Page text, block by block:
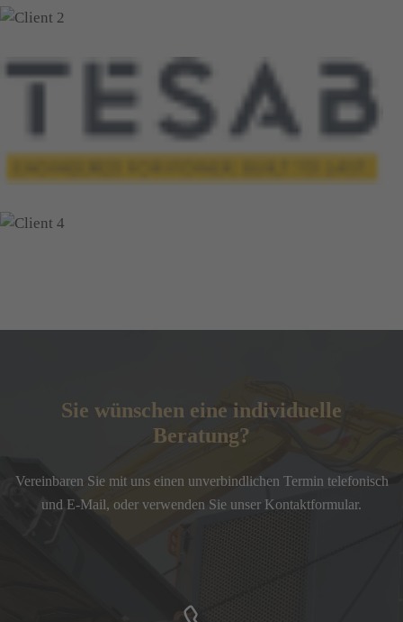
Sie wünschen eine individuelle
Beratung?
Vereinbaren Sie mit uns einen unverbindlichen Termin telefonisch
und E-Mail, oder verwenden Sie unser Kontaktformular.